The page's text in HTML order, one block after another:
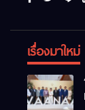
เรื่องมาใหม่